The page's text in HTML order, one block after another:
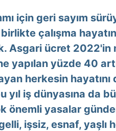
için geri sayım
çalışma
Asgari ücret 2022'in
yapılan yüzde 40
herkesin
yıl iş dünyasına da
önemli yasalar
işsiz, esnaf, yaşlı